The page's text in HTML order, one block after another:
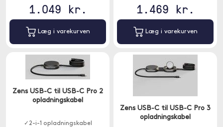
1.049 kr.
Læg i varekurven
1.469 kr.
Læg i varekurven
Zens USB-C til USB-C Pro 2
opladningskabel
✓2-i-1 opladningskabel
Zens USB-C til USB-C Pro 3
opladningskabel